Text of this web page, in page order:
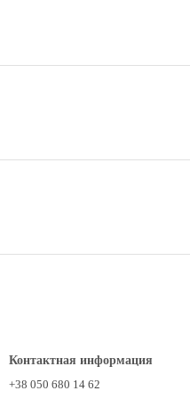
Контактная информация
+38 050 680 14 62